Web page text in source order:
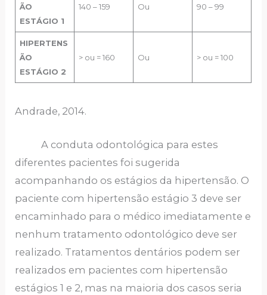
ÃO
ESTÁGIO 1
140 – 159 Ou 90 – 99
HIPERTENS
ÃO
ESTÁGIO 2
> ou = 160 Ou > ou = 100
Andrade, 2014.
A conduta odontológica para estes
diferentes pacientes foi sugerida
acompanhando os estágios da hipertensão. O
paciente com hipertensão estágio 3 deve ser
encaminhado para o médico imediatamente e
nenhum tratamento odontológico deve ser
realizado. Tratamentos dentários podem ser
realizados em pacientes com hipertensão
estágios 1 e 2, mas na maioria dos casos seria